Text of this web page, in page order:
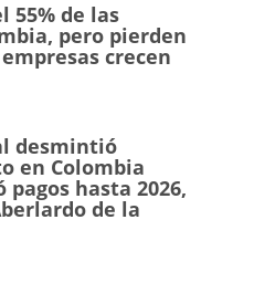
55% de las
pero pierden
crecen
desmintió
en Colombia
hasta 2026,
de la